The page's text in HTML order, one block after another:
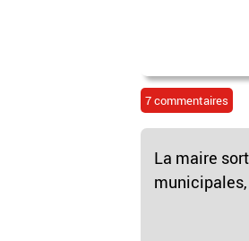
7 commentaires
La maire